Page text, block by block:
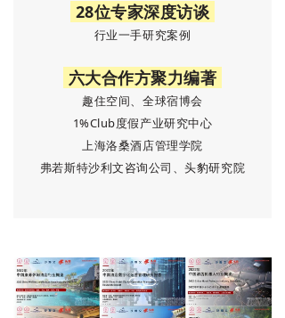
28位专家深度访谈
行业一手研究案例
六大合作方聚力编著
趣住空间、全球宿博会
1%Club度假产业研究中心
上海洛桑酒店管理学院
弗若斯特沙利文咨询公司、头豹研究院